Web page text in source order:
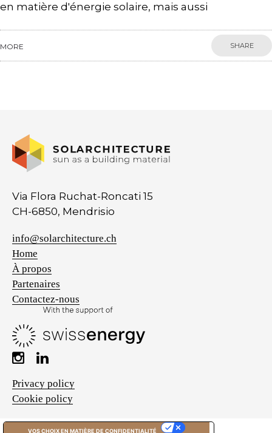
en matière d'énergie solaire, mais aussi
MORE SHARE
Via Flora Ruchat-Roncati 15
CH-6850, Mendrisio
info@solarchitecture.ch
Home
À propos
Partenaires
Contactez-nous
Privacy policy
Cookie policy
VOS CHOIX EN MATIÈRE DE CONFIDENTIALITÉ